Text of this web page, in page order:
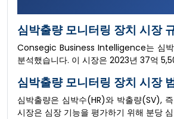
심박출량 모니터링 장치 시장
Consegic Business Intelligence는 심박
분석했습니다. 이 시장은 2023년 37억
심박출량 모니터링 장치 시장
심박출량은 심박수(HR)와 박출량(SV),
시장은 심장 기능을 평가하기 위해 분당